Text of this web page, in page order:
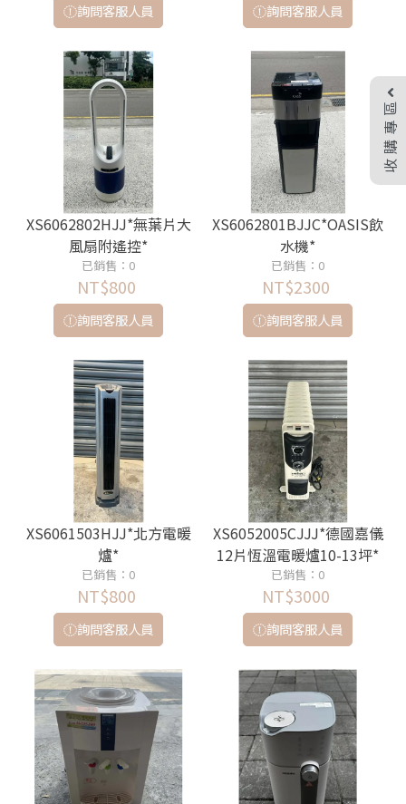
詢問客服人員 詢問客服人員
XS6062802HJJ*無葉片大
風扇附遙控*
已銷售：0
NT$800
詢問客服人員
XS6062801BJJC*OASIS飲
水機*
已銷售：0
NT$2300
詢問客服人員
XS6061503HJJ*北方電暖
爐*
已銷售：0
NT$800
詢問客服人員
XS6052005CJJJ*德國嘉儀
12片恆溫電暖爐10-13坪*
已銷售：0
NT$3000
詢問客服人員
收購專區